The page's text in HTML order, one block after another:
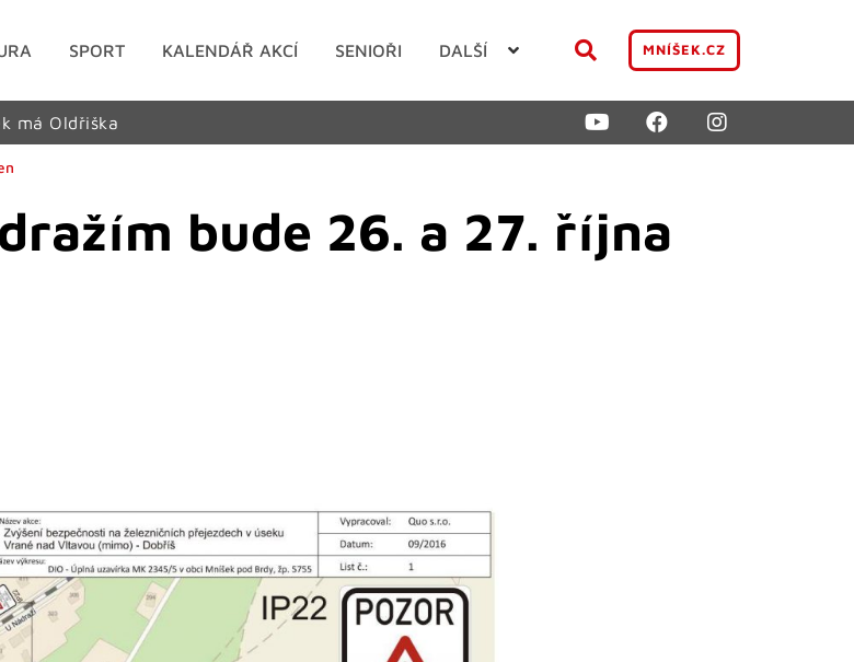
SPORT KALENDÁŘ AKCÍ SENIOŘI DALŠÍ MNÍŠEK.CZ
má Oldřiška
bude 26. a 27. října